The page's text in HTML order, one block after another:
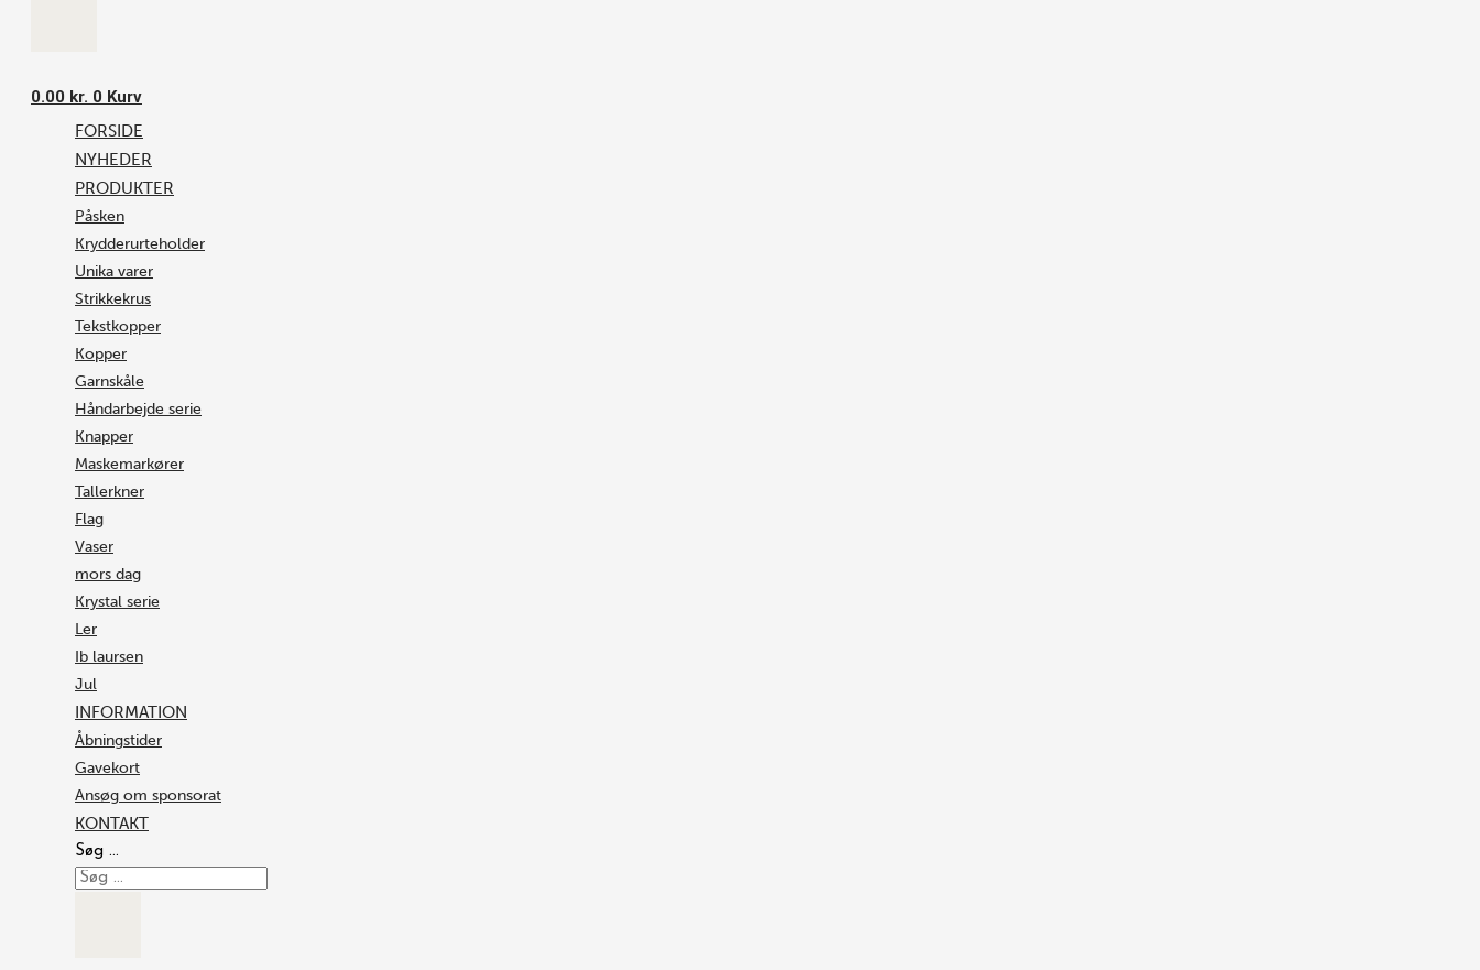
0.00 kr. 0 Kurv
FORSIDE
NYHEDER
PRODUKTER
Påsken
Krydderurteholder
Unika varer
Strikkekrus
Tekstkopper
Kopper
Garnskåle
Håndarbejde serie
Knapper
Maskemarkører
Tallerkner
Flag
Vaser
mors dag
Krystal serie
Ler
Ib laursen
Jul
INFORMATION
Åbningstider
Gavekort
Ansøg om sponsorat
KONTAKT
Søg …